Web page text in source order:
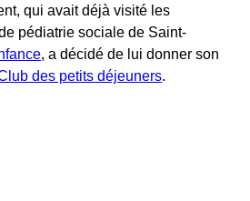
qui avait déjà visité les
pédiatrie sociale de Saint-
, a décidé de lui donner son
des petits déjeuners.